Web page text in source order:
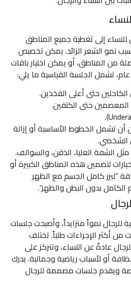
إلى تغطية جميع المناطق
نمو الشعر الزائد. يمكن تخصيص
من المناطق، أو يمكن اختيار باقات
تشمل الجلسة القياسية ما يلي:
حتى أعلى الفخذين.
المعصمين حتى الكتفين.
أن تشمل الخطوط الأساسية أو إزالة
الشخصي.
الشفة العليا، الذقن، والسوالف.
لتضمين هذه المناطق الكبيرة أو
“ليزر كامل الجسم مع الظهر
بدون البطن والظهر”.
نمواً متزايداً، وأصبحت جلسات
من أكثر الإجراءات طلباً. تختلف
عادةً عن النساء، وتتركز على
أو لأسباب رياضية وجمالية. يدرك
ويقدم جلسات مصممة للرجال